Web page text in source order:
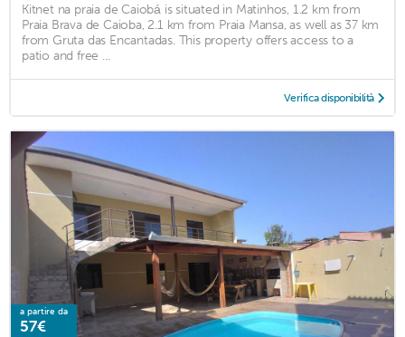
Kitnet na praia de Caiobá is situated in Matinhos, 1.2 km from
Praia Brava de Caioba, 2.1 km from Praia Mansa, as well as 37 km
from Gruta das Encantadas. This property offers access to a
patio and free ...
Verifica disponibilità
a partire da
57€